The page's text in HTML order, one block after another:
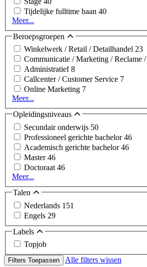
Tijdelijke fulltime baan 40
Meer...
Beroepsgroepen
Winkelwerk / Retail / Detailhandel 23
Communicatie / Marketing / Reclame
Administratief8
Callcenter / Customer Service 7
Online Marketing 7
Meer...
Opleidingsniveaus
Secundair onderwijs 50
Professioneel gerichte bachelor46
Academisch gerichte bachelor46
Master46
Doctoraat 46
Meer...
Talen
Nederlands 151
Engels 29
Labels
Topjob
Filters Toepassen Alle filters wissen